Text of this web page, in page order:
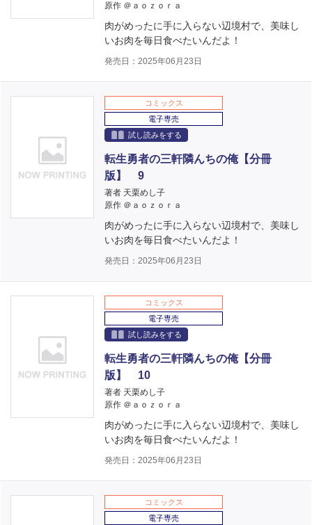
原作 ＠ａｏｚｏｒａ
肉がめったに手に入らない辺境村で、美味し
いお肉を毎日食べたいんだよ！
発売日：2025年06月23日
コミックス
電子専売
試し読みをする
転生勇者の三軒隣んちの俺【分冊
版】 9
著者 天栗めし子
原作 ＠ａｏｚｏｒａ
肉がめったに手に入らない辺境村で、美味し
いお肉を毎日食べたいんだよ！
発売日：2025年06月23日
コミックス
電子専売
試し読みをする
転生勇者の三軒隣んちの俺【分冊
版】 10
著者 天栗めし子
原作 ＠ａｏｚｏｒａ
肉がめったに手に入らない辺境村で、美味し
いお肉を毎日食べたいんだよ！
発売日：2025年06月23日
コミックス
電子専売